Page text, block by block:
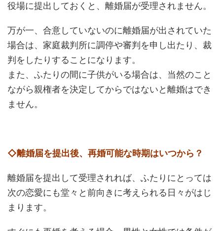
役場に提出しておくと、離婚届が受理されません。
万が一、合意していないのに離婚届が出されていた
場合は、家庭裁判所に調停や審判を申し出たり、裁
判をしたりすることになります。
また、ふたりの間に子供がいる場合は、当然のこと
ながら親権者を決定してからではないと離婚はでき
ません。
◇離婚届を提出後、再婚可能な時期はいつから？
離婚届を提出して受理されれば、ふたりにとっては
次の恋愛にも堂々と前向きに考えられる日々がはじ
まります。